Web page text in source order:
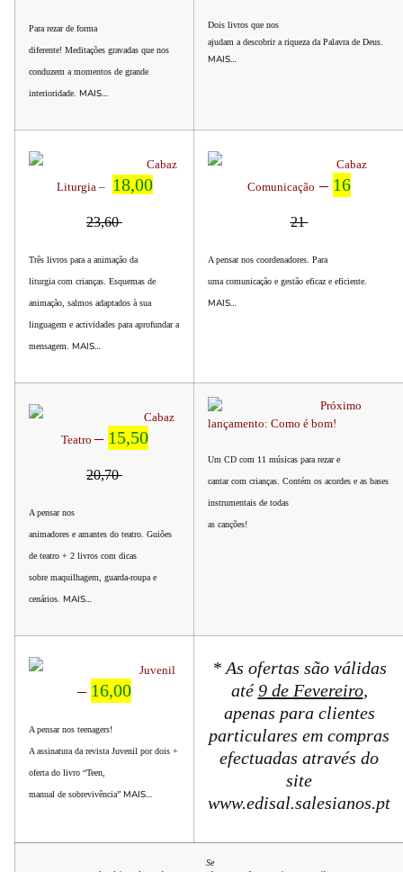
Para rezar de forma
diferente! Meditações gravadas que nos
conduzem a momentos de grande
interioridade. MAIS…
Dois livros que nos
ajudam a descobrir a riqueza da Palavra de Deus.
MAIS…
Cabaz
Liturgia – 18,00
23,60
Três livros para a animação da
liturgia com crianças. Esquemas de
animação, salmos adaptados à sua
linguagem e actividades para aprofundar a
mensagem. MAIS…
Cabaz
Comunicação – 16
21
A pensar nos coordenadores. Para
uma comunicação e gestão eficaz e eficiente.
MAIS…
Cabaz
Teatro– 15,50
20,70
A pensar nos
animadores e amantes do teatro. Guiões
de teatro + 2 livros com dicas
sobre maquilhagem, guarda-roupa e
cenários. MAIS…
Próximo
lançamento: Como é bom!
Um CD com 11 músicas para rezar e
cantar com crianças. Contém os acordes e as bases
instrumentais de todas
as canções!
Juvenil
– 16,00
A pensar nos teenagers!
A assinatura da revista Juvenil por dois +
oferta do livro “Teen,
manual de sobrevivência” MAIS…
* As ofertas são válidas
até9 de Fevereiro,
apenas para clientes
particulares em compras
efectuadas através do
site
www.edisal.salesianos.pt
Se